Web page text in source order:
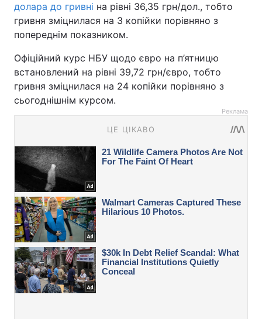
долара до гривні на рівні 36,35 грн/дол., тобто
гривня зміцнилася на 3 копійки порівняно з
попереднім показником.
Офіційний курс НБУ щодо євро на п’ятницю
встановлений на рівні 39,72 грн/євро, тобто
гривня зміцнилася на 24 копійки порівняно з
сьогоднішнім курсом.
Реклама